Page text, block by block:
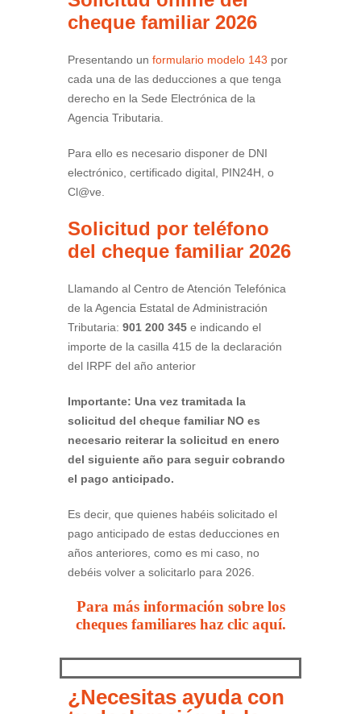
cheque familiar 2026
Presentando un formulario modelo 143 por
cada una de las deducciones a que tenga
derecho en la Sede Electrónica de la
Agencia Tributaria.
Para ello es necesario disponer de DNI
electrónico, certificado digital, PIN24H, o
Cl@ve.
Solicitud por teléfono
del cheque familiar 2026
Llamando al Centro de Atención Telefónica
de la Agencia Estatal de Administración
Tributaria: 901 200 345 e indicando el
importe de la casilla 415 de la declaración
del IRPF del año anterior
Importante: Una vez tramitada la
solicitud del cheque familiar NO es
necesario reiterar la solicitud en enero
del siguiente año para seguir cobrando
el pago anticipado.
Es decir, que quienes habéis solicitado el
pago anticipado de estas deducciones en
años anteriores, como es mi caso, no
debéis volver a solicitarlo para 2026.
Para más información sobre los
cheques familiares haz clic aquí.
¿Necesitas ayuda con